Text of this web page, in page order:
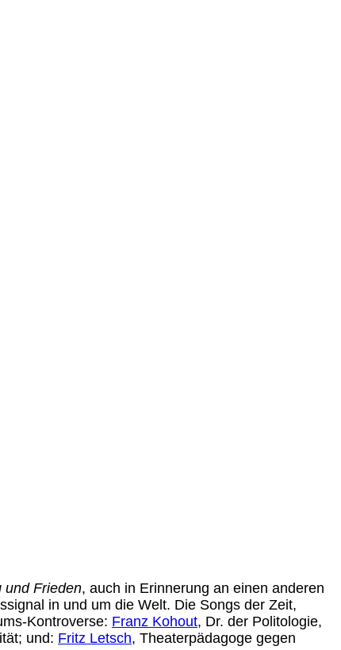
und Frieden, auch in Erinnerung an einen anderen
in und um die Welt. Die Songs der Zeit,
Kontroverse: Franz Kohout, Dr. der Politologie,
und: Fritz Letsch, Theaterpädagoge gegen